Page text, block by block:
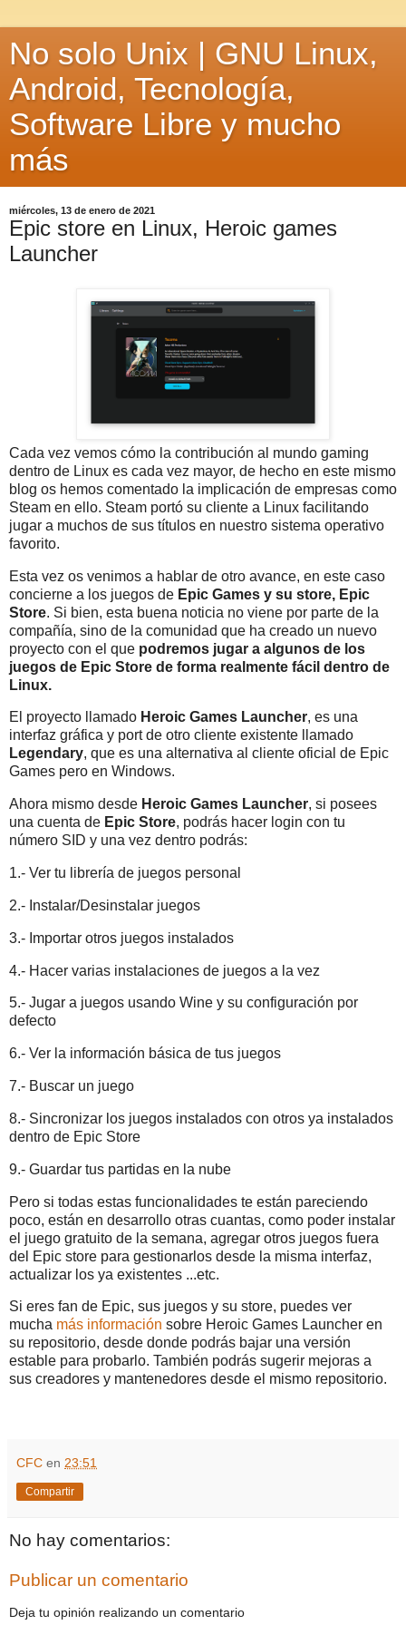
No solo Unix | GNU Linux,
Android, Tecnología,
Software Libre y mucho
más
miércoles, 13 de enero de 2021
Epic store en Linux, Heroic games
Launcher
Cada vez vemos cómo la contribución al mundo gaming
dentro de Linux es cada vez mayor, de hecho en este mismo
blog os hemos comentado la implicación de empresas como
Steam en ello. Steam portó su cliente a Linux facilitando
jugar a muchos de sus títulos en nuestro sistema operativo
favorito.
Esta vez os venimos a hablar de otro avance, en este caso
concierne a los juegos de Epic Games y su store, Epic
Store. Si bien, esta buena noticia no viene por parte de la
compañía, sino de la comunidad que ha creado un nuevo
proyecto con el que podremos jugar a algunos de los
juegos de Epic Store de forma realmente fácil dentro de
Linux.
El proyecto llamado Heroic Games Launcher, es una
interfaz gráfica y port de otro cliente existente llamado
Legendary, que es una alternativa al cliente oficial de Epic
Games pero en Windows.
Ahora mismo desde Heroic Games Launcher, si posees
una cuenta de Epic Store, podrás hacer login con tu
número SID y una vez dentro podrás:
1.- Ver tu librería de juegos personal
2.- Instalar/Desinstalar juegos
3.- Importar otros juegos instalados
4.- Hacer varias instalaciones de juegos a la vez
5.- Jugar a juegos usando Wine y su configuración por
defecto
6.- Ver la información básica de tus juegos
7.- Buscar un juego
8.- Sincronizar los juegos instalados con otros ya instalados
dentro de Epic Store
9.- Guardar tus partidas en la nube
Pero si todas estas funcionalidades te están pareciendo
poco, están en desarrollo otras cuantas, como poder instalar
el juego gratuito de la semana, agregar otros juegos fuera
del Epic store para gestionarlos desde la misma interfaz,
actualizar los ya existentes ...etc.
Si eres fan de Epic, sus juegos y su store, puedes ver
mucha más información sobre Heroic Games Launcher en
su repositorio, desde donde podrás bajar una versión
estable para probarlo. También podrás sugerir mejoras a
sus creadores y mantenedores desde el mismo repositorio.
CFC en 23:51
Compartir
No hay comentarios:
Publicar un comentario
Deja tu opinión realizando un comentario